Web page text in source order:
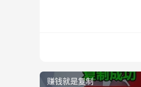
赚钱就是复制